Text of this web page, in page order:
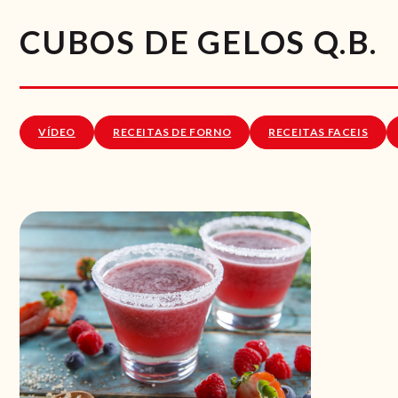
CUBOS DE GELOS Q.B.
VÍDEO RECEITAS DE FORNO RECEITAS FACEIS